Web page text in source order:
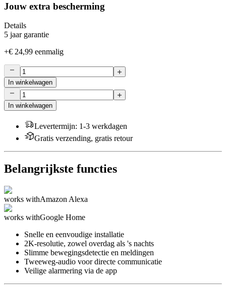
Jouw extra bescherming
Details
5 jaar garantie
+€ 24,99 eenmalig
In winkelwagen
In winkelwagen
Levertermijn: 1-3 werkdagen
Gratis verzending, gratis retour
Belangrijkste functies
works withAmazon Alexa
works withGoogle Home
Snelle en eenvoudige installatie
2K-resolutie, zowel overdag als 's nachts
Slimme bewegingsdetectie en meldingen
Tweeweg-audio voor directe communicatie
Veilige alarmering via de app